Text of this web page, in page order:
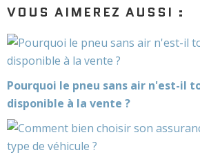
VOUS AIMEREZ AUSSI :
Pourquoi le pneu sans air n'est-il
disponible à la vente ?